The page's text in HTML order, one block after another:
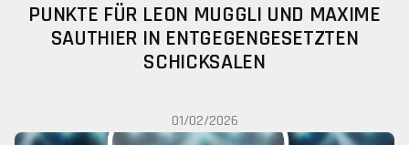
PUNKTE FÜR LEON MUGGLI UND MAXIME
SAUTHIER IN ENTGEGENGESETZTEN
SCHICKSALEN
01/02/2026